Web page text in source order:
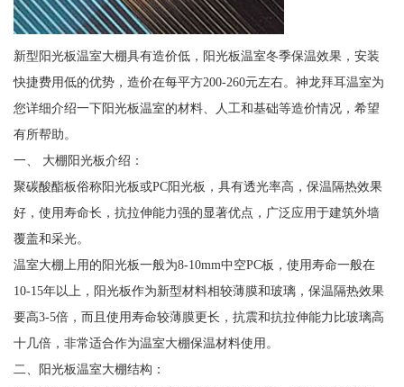
新型阳光板温室大棚具有造价低，阳光板温室冬季保温效果，安装
快捷费用低的优势，造价在每平方200-260元左右。神龙拜耳温室为
您详细介绍一下阳光板温室的材料、人工和基础等造价情况，希望
有所帮助。
一、 大棚阳光板介绍：
聚碳酸酯板俗称阳光板或PC阳光板，具有透光率高，保温隔热效果
好，使用寿命长，抗拉伸能力强的显著优点，广泛应用于建筑外墙
覆盖和采光。
温室大棚上用的阳光板一般为8-10mm中空PC板，使用寿命一般在
10-15年以上，阳光板作为新型材料相较薄膜和玻璃，保温隔热效果
要高3-5倍，而且使用寿命较薄膜更长，抗震和抗拉伸能力比玻璃高
十几倍，非常适合作为温室大棚保温材料使用。
二、阳光板温室大棚结构：